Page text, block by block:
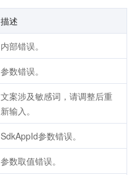
描述
内部错误。
参数错误。
文案涉及敏感词，请调整后重
新输入。
SdkAppId参数错误。
参数取值错误。